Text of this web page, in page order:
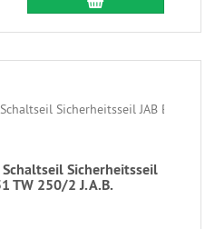
Sicherheitsseil
TW 250/2 J.A.B.